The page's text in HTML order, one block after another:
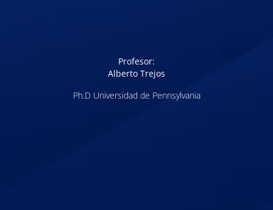
Profesor:
Alberto Trejos
Ph.D Universidad de Pennsylvania